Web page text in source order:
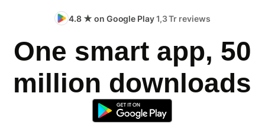
4.8 ★ on Google Play1,3 Tr reviews
One smart app, 50
million downloads